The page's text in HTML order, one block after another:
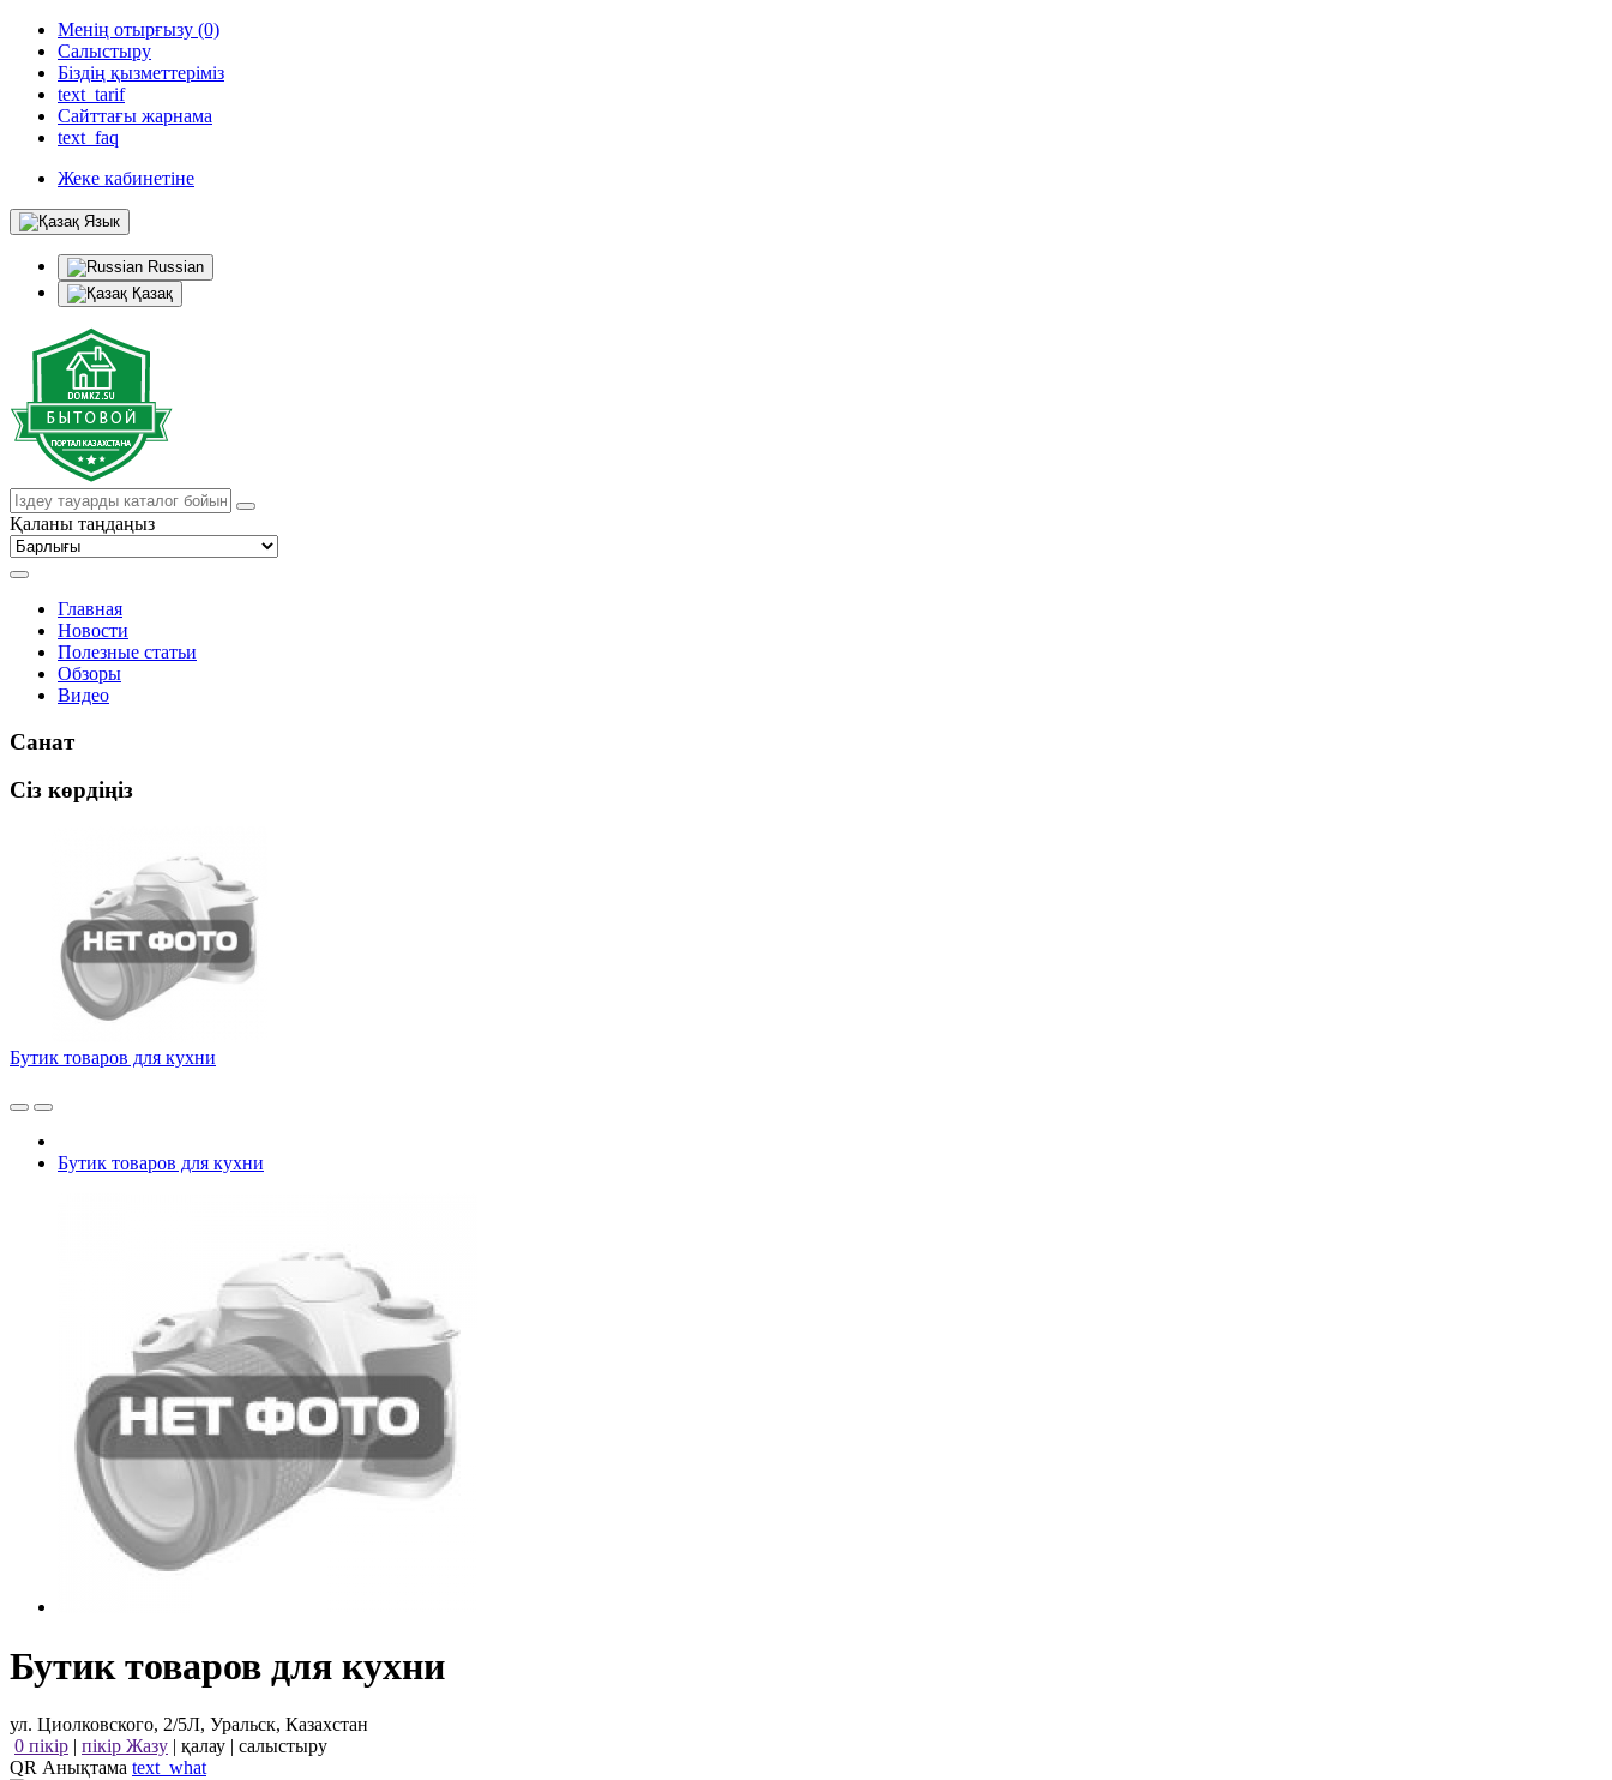
Менің отырғызу (0)
Салыстыру
Біздің қызметтеріміз
text_tarif
Сайттағы жарнама
text_faq
Жеке кабинетіне
Язык
Russian
Қазақ
Қаланы таңдаңыз
Главная
Новости
Полезные статьи
Обзоры
Видео
Санат
Сіз көрдіңіз
Бутик товаров для кухни
Бутик товаров для кухни
Бутик товаров для кухни
ул. Циолковского, 2/5Л, Уральск, Казахстан
0 пікір | пікір Жазу | қалау | салыстыру
QR Анықтама text_what